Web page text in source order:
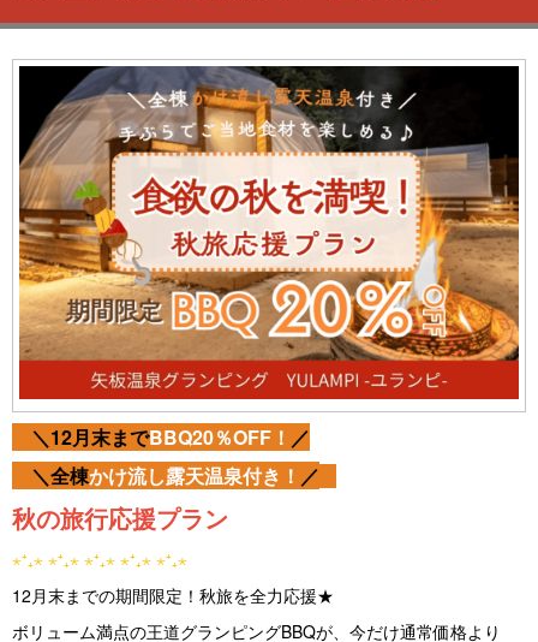
＼12月末までBBQ20％OFF！ ／
＼全棟かけ流し露天温泉付き！ ／
秋の旅行応援プラン
⋆⁺₊⋆ ⋆⁺₊⋆ ⋆⁺₊⋆ ⋆⁺₊⋆ ⋆⁺₊⋆
12月末までの期間限定！秋旅を全力応援★
ボリューム満点の王道グランピングBBQが、今だけ通常価格より